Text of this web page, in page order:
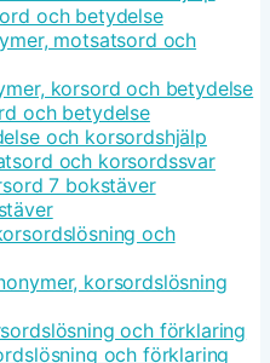
och betydelse
motsatsord och
korsord och betydelse
och betydelse
och korsordshjälp
och korsordssvar
7 bokstäver
och
korsordslösning
och förklaring
och förklaring